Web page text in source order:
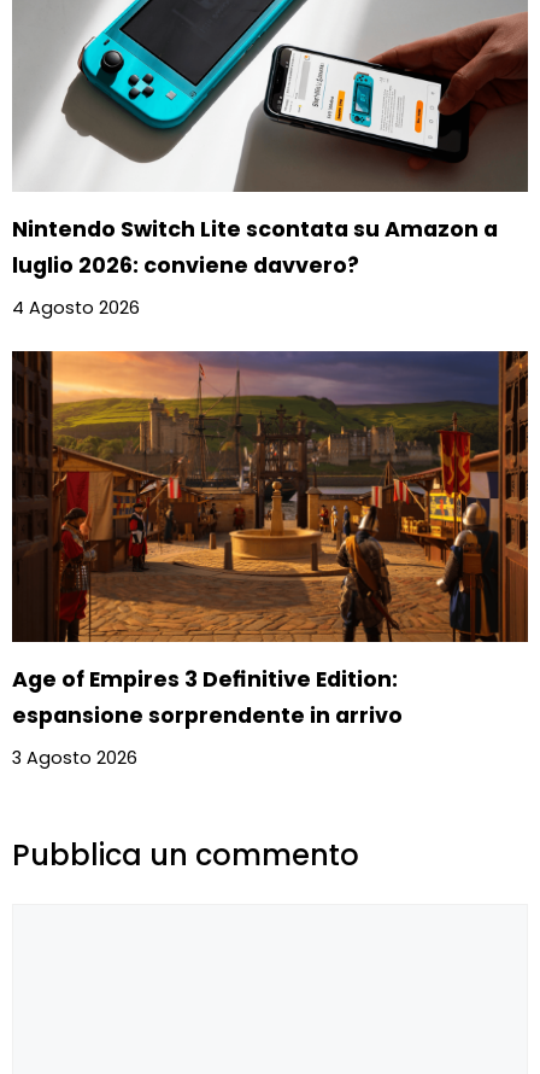
Nintendo Switch Lite scontata su Amazon a
luglio 2026: conviene davvero?
4 Agosto 2026
Age of Empires 3 Definitive Edition:
espansione sorprendente in arrivo
3 Agosto 2026
Pubblica un commento